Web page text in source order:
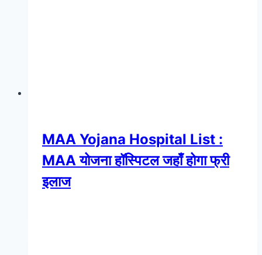
MAA Yojana Hospital List :
MAA योजना हॉस्पिटल जहाँ होगा फ्री
इलाज